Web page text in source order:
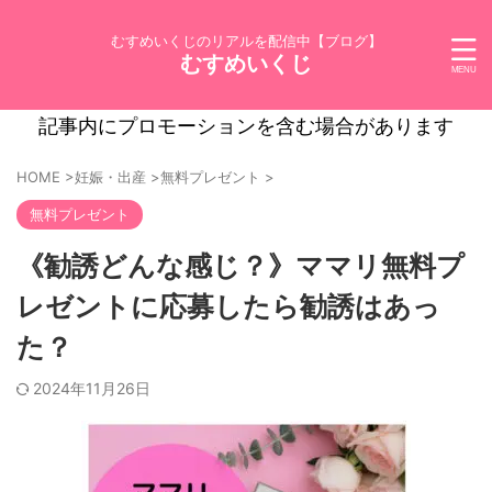
むすめいくじのリアルを配信中【ブログ】
むすめいくじ
記事内にプロモーションを含む場合があります
HOME >妊娠・出産 >無料プレゼント >
無料プレゼント
《勧誘どんな感じ？》ママリ無料プ
レゼントに応募したら勧誘はあっ
た？
2024年11月26日